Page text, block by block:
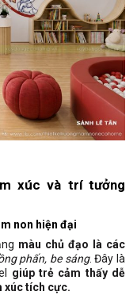
xúc và trí tưởng
non hiện đại
màu chủ đạo là các
phấn, be sáng. Đây là
giúp trẻ cảm thấy dễ
xúc tích cực.